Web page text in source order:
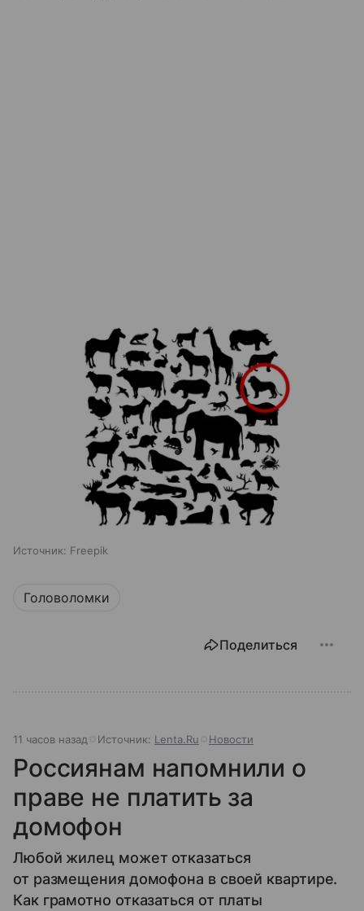
Источник: Freepik
Головоломки
Поделиться
11 часов назад Источник: Lenta.Ru Новости
Россиянам напомнили о
праве не платить за
домофон
Любой жилец может отказаться
от размещения домофона в своей квартире.
Как грамотно отказаться от платы